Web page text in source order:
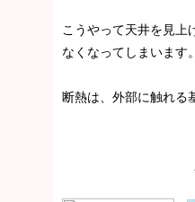
こうやって天井を見上
なくなってしまいます
断熱は、外部に触れる